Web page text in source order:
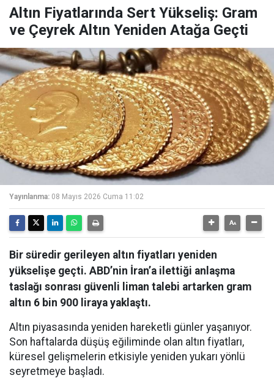
Altın Fiyatlarında Sert Yükseliş: Gram
ve Çeyrek Altın Yeniden Atağa Geçti
Yayınlanma: 08 Mayıs 2026 Cuma 11:02
Bir süredir gerileyen altın fiyatları yeniden
yükselişe geçti. ABD’nin İran’a ilettiği anlaşma
taslağı sonrası güvenli liman talebi artarken gram
altın 6 bin 900 liraya yaklaştı.
Altın piyasasında yeniden hareketli günler yaşanıyor.
Son haftalarda düşüş eğiliminde olan altın fiyatları,
küresel gelişmelerin etkisiyle yeniden yukarı yönlü
seyretmeye başladı.